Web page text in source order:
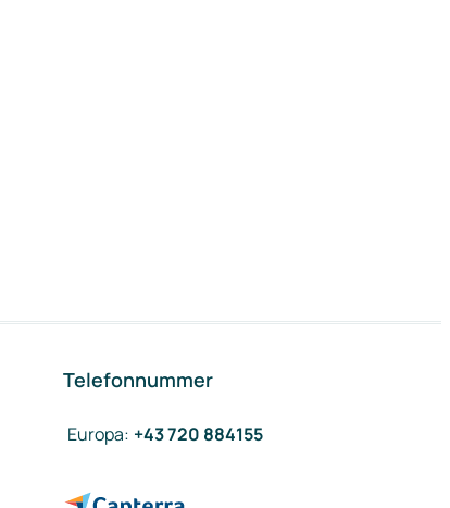
Telefonnummer
Europa: +43 720 884155